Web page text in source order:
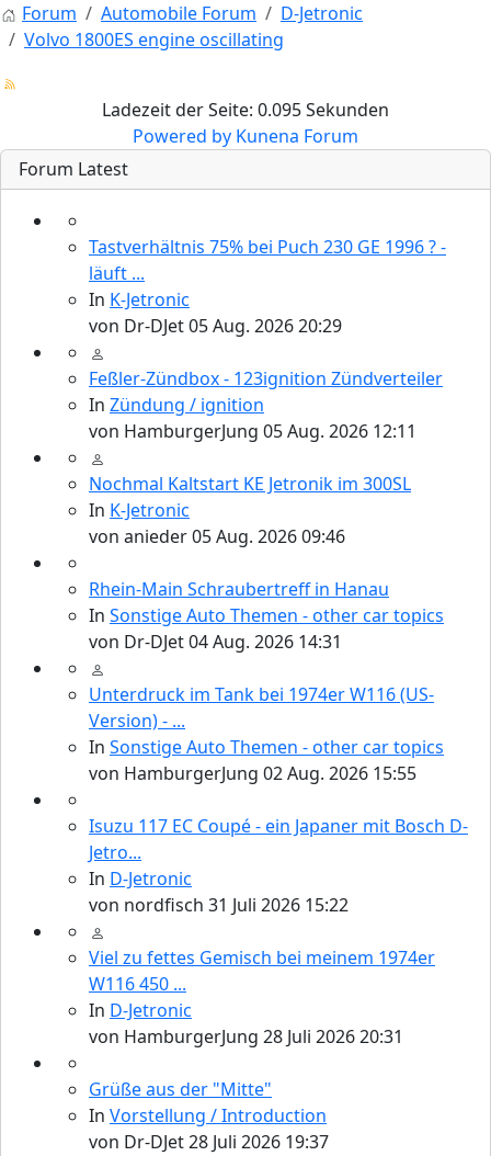
Forum Automobile Forum
D-Jetronic
Volvo 1800ES engine oscillating
Ladezeit der Seite: 0.095 Sekunden
Powered by Kunena Forum
Forum Latest
Tastverhältnis 75% bei Puch 230 GE 1996 ? -
läuft ...
In K-Jetronic
von Dr-DJet05 Aug. 2026 20:29
Feßler-Zündbox - 123ignition Zündverteiler
In Zündung / ignition
von HamburgerJung 05 Aug. 2026 12:11
Nochmal Kaltstart KE Jetronik im 300SL
In K-Jetronic
von anieder05 Aug. 2026 09:46
Rhein-Main Schraubertreff in Hanau
In Sonstige Auto Themen - other car topics
von Dr-DJet04 Aug. 2026 14:31
Unterdruck im Tank bei 1974er W116 (US-
Version) - ...
In Sonstige Auto Themen - other car topics
von HamburgerJung 02 Aug. 2026 15:55
Isuzu 117 EC Coupé - ein Japaner mit Bosch D-
Jetro...
In D-Jetronic
von nordfisch 31 Juli 2026 15:22
Viel zu fettes Gemisch bei meinem 1974er
W116 450 ...
In D-Jetronic
von HamburgerJung 28 Juli 2026 20:31
Grüße aus der "Mitte"
In Vorstellung / Introduction
von Dr-DJet28 Juli 2026 19:37